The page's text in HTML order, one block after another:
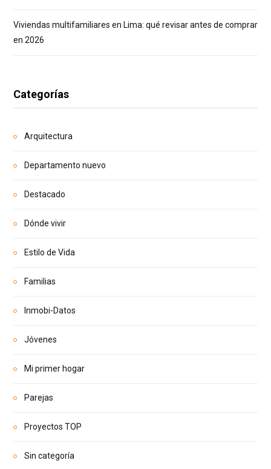
Viviendas multifamiliares en Lima: qué revisar antes de comprar
en 2026
Categorías
Arquitectura
Departamento nuevo
Destacado
Dónde vivir
Estilo de Vida
Familias
Inmobi-Datos
Jóvenes
Mi primer hogar
Parejas
Proyectos TOP
Sin categoría